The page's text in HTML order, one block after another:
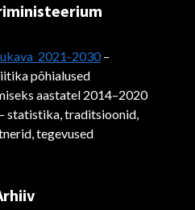
2021-2030–
põhialused
aastatel 2014–2020
statistika, traditsioonid,
tegevused